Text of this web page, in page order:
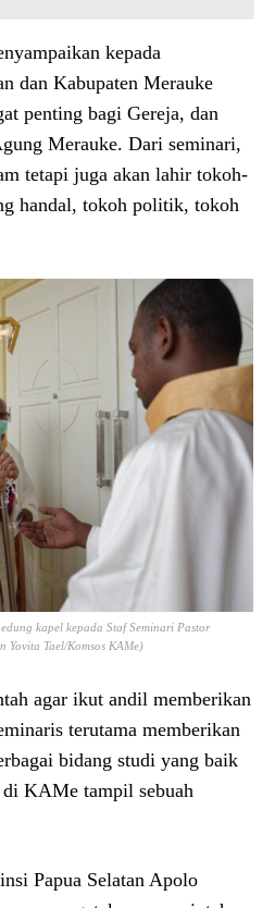
kepada
dan Kabupaten Merauke
penting bagi Gereja, dan
Merauke. Dari seminari,
tetapi juga akan lahir tokoh-
handal, tokoh politik, tokoh
kapel kepada Staf Seminari Pastor
Yovita Tael/Komsos KAMe)
agar ikut andil memberikan
terutama memberikan
bidang studi yang baik
di KAMe tampil sebuah
Papua Selatan Apolo